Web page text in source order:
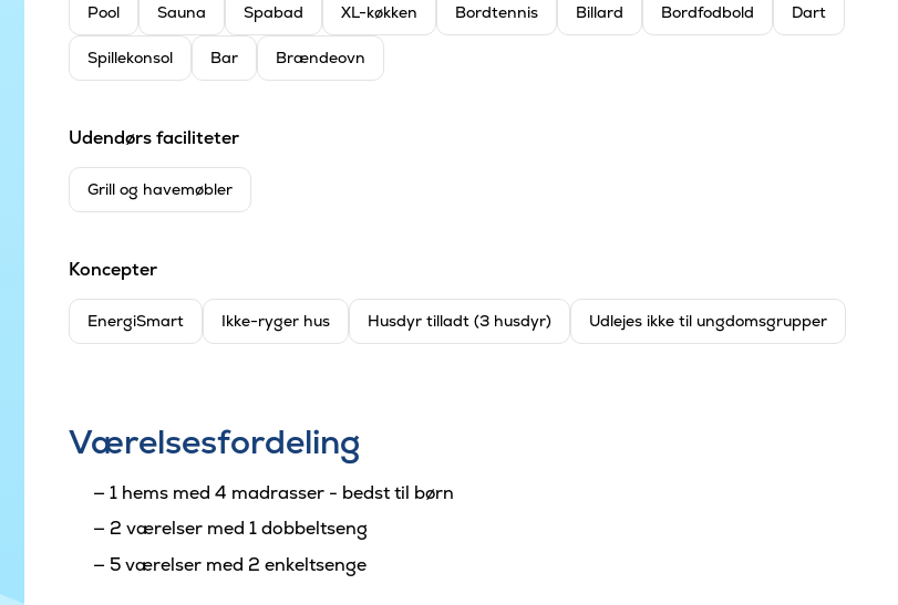
Pool Sauna Spabad XL-køkken Bordtennis Billard Bordfodbold Dart
Spillekonsol Bar Brændeovn
Udendørs faciliteter
Grill og havemøbler
Koncepter
EnergiSmart Ikke-ryger hus Husdyr tilladt (3 husdyr) Udlejes ikke til ungdomsgrupper
Værelsesfordeling
1 hems med 4 madrasser - bedst til børn
2 værelser med 1 dobbeltseng
5 værelser med 2 enkeltsenge